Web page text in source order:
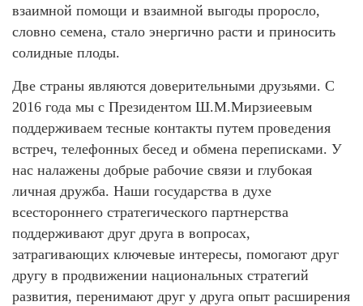
взаимной помощи и взаимной выгоды проросло,
словно семена, стало энергично расти и приносить
солидные плоды.
Две страны являются доверительными друзьями. С
2016 года мы с Президентом Ш.М.Мирзиеевым
поддерживаем тесные контакты путем проведения
встреч, телефонных бесед и обмена переписками. У
нас налажены добрые рабочие связи и глубокая
личная дружба. Наши государства в духе
всестороннего стратегического партнерства
поддерживают друг друга в вопросах,
затрагивающих ключевые интересы, помогают друг
другу в продвижении национальных стратегий
развития, перенимают друг у друга опыт расширения